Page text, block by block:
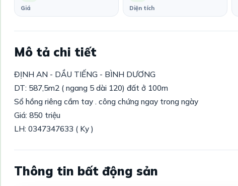
Giá Diện tích
Mô tả chi tiết
ĐỊNH AN - DẦU TIẾNG - BÌNH DƯƠNG
DT: 587,5m2 ( ngang 5 dài 120) đất ở 100m
Sổ hồng riêng cầm tay . công chứng ngay trong ngày
Giá: 850 triệu
LH: 0347347633 ( Ky )
Thông tin bất động sản